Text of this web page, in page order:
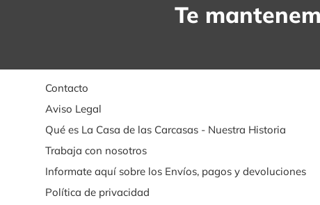
Te
Contacto
Aviso Legal
Qué es La Casa de las Carcasas - Nuestra Historia
Trabaja con nosotros
Informate aquí sobre los Envíos, pagos y devoluciones
Política de privacidad